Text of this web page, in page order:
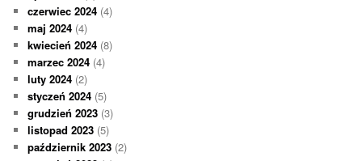
czerwiec 2024 (4)
maj 2024 (4)
kwiecień 2024 (8)
marzec 2024 (4)
luty 2024 (2)
styczeń 2024 (5)
grudzień 2023 (3)
listopad 2023 (5)
październik 2023 (2)